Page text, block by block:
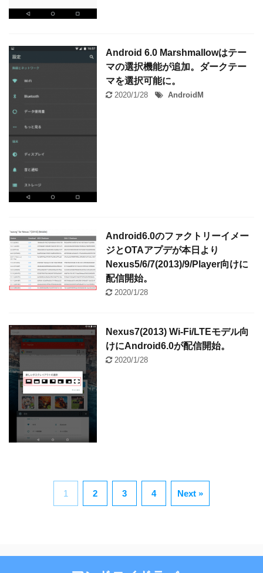
Android 6.0 Marshmallowはテー
マの選択機能が追加。ダークテー
マを選択可能に。
2020/1/28 AndroidM
Android6.0のファクトリーイメー
ジとOTAアプデが本日より
Nexus5/6/7(2013)/9/Player向けに
配信開始。
2020/1/28
Nexus7(2013) Wi-Fi/LTEモデル向
けにAndroid6.0が配信開始。
2020/1/28
1 2 3 4 Next »